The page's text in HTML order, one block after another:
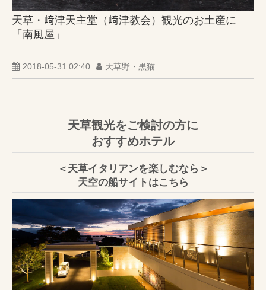
天草・﨑津天主堂（﨑津教会）観光のお土産に
「南風屋」
2018-05-31 02:40 天草野・黒猫
天草観光をご検討の方に
おすすめホテル
＜天草イタリアンを楽しむなら＞
天空の船サイトはこちら